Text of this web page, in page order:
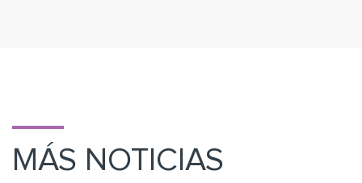
MÁS NOTICIAS